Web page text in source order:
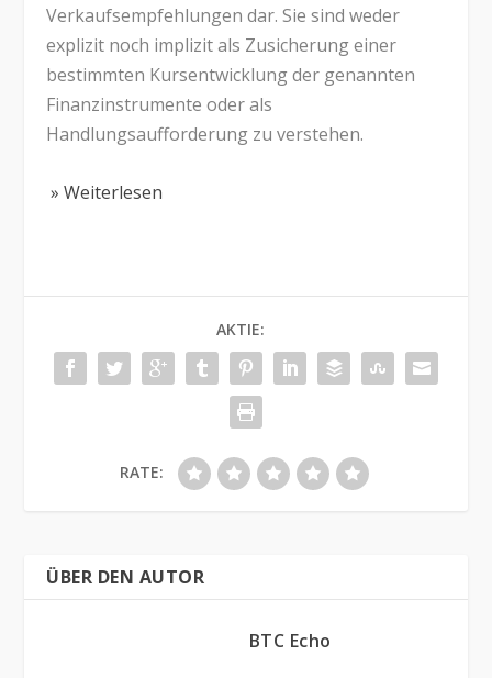
Verkaufsempfehlungen dar. Sie sind weder
explizit noch implizit als Zusicherung einer
bestimmten Kursentwicklung der genannten
Finanzinstrumente oder als
Handlungsaufforderung zu verstehen.
» Weiterlesen
AKTIE:
RATE:
ÜBER DEN AUTOR
BTC Echo